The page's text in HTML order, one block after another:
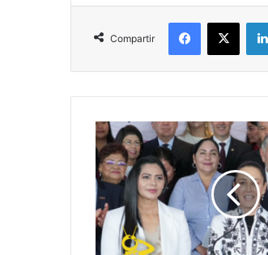
Compartir
Facebook
X
Dirigencia
PRD
Michoacán
APLAUDE
Decisión
De
Senadora
Saucedo